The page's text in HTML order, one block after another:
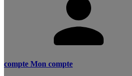
compte Mon compte